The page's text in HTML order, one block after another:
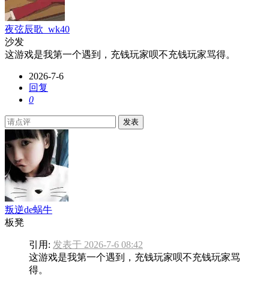
夜弦辰歌_wk40
沙发
这游戏是我第一个遇到，充钱玩家呗不充钱玩家骂得。
2026-7-6
回复
0
发表
叛逆de蜗牛
板凳
引用: 发表于 2026-7-6 08:42
这游戏是我第一个遇到，充钱玩家呗不充钱玩家骂
得。